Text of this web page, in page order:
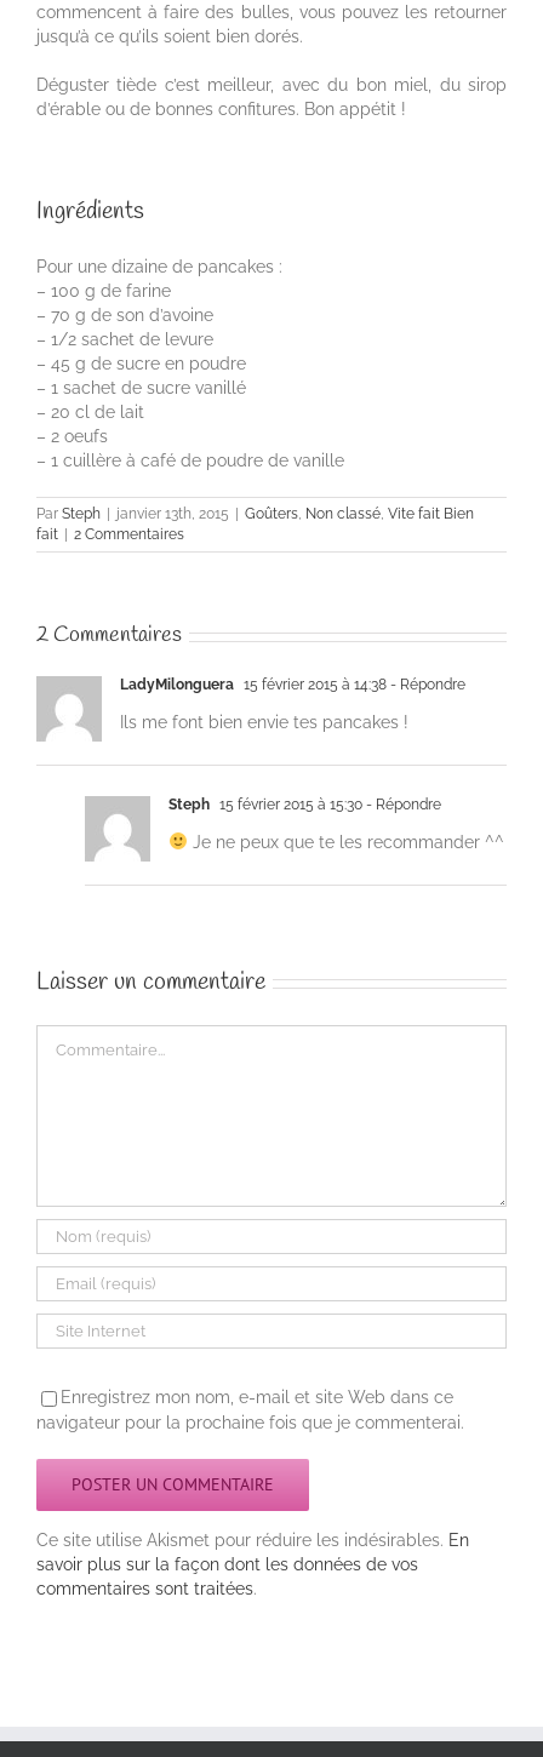
commencent à faire des bulles, vous pouvez les retourner
jusqu’à ce qu’ils soient bien dorés.
Déguster tiède c’est meilleur, avec du bon miel, du sirop
d’érable ou de bonnes confitures. Bon appétit !
Ingrédients
Pour une dizaine de pancakes :
– 100 g de farine
– 70 g de son d’avoine
– 1/2 sachet de levure
– 45 g de sucre en poudre
– 1 sachet de sucre vanillé
– 20 cl de lait
– 2 oeufs
– 1 cuillère à café de poudre de vanille
Par Steph janvier 13th, 2015 Goûters, Non classé, Vite fait Bien
fait
2 Commentaires
2 Commentaires
LadyMilonguera 15 février 2015 à 14:38 - Répondre
Ils me font bien envie tes pancakes !
Steph 15 février 2015 à 15:30 - Répondre
Je ne peux que te les recommander ^^
Laisser un commentaire
Enregistrez mon nom, e-mail et site Web dans ce
navigateur pour la prochaine fois que je commenterai.
Ce site utilise Akismet pour réduire les indésirables. En
savoir plus sur la façon dont les données de vos
commentaires sont traitées.